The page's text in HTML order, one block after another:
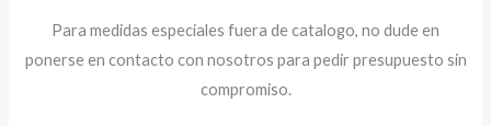
Para medidas especiales fuera de catalogo, no dude en
ponerse en contacto con nosotros para pedir presupuesto sin
compromiso.